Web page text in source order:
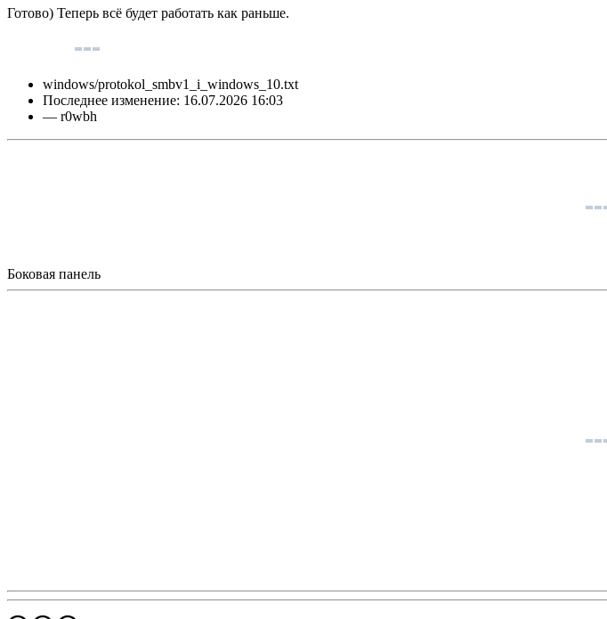
Готово) Теперь всё будет работать как раньше.
windows/protokol_smbv1_i_windows_10.txt
Последнее изменение: 16.07.2026 16:03
— r0wbh
Боковая панель